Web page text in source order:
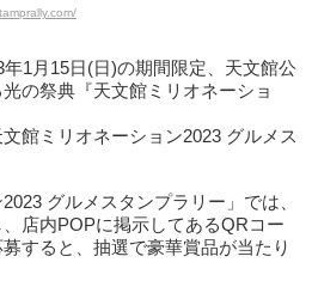
1月15日(日)の期間限定、天文館公
の祭典『天文館ミリオネーショ
館ミリオネーション2023 グルメス
グルメスタンプラリー」では、
店内POPに掲示してあるQRコー
すると、抽選で豪華賞品が当たり